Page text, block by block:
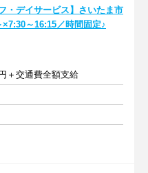
・デイサービス】さいたま市
～16:15／時間固定♪
＋交通費全額支給